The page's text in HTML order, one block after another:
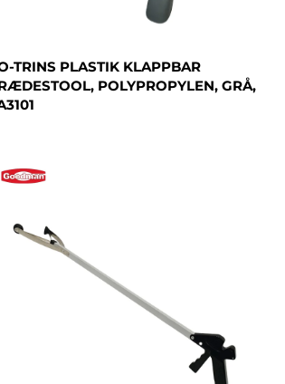
TRINS PLASTIK KLAPPBAR
POLYPROPYLEN, GRÅ,